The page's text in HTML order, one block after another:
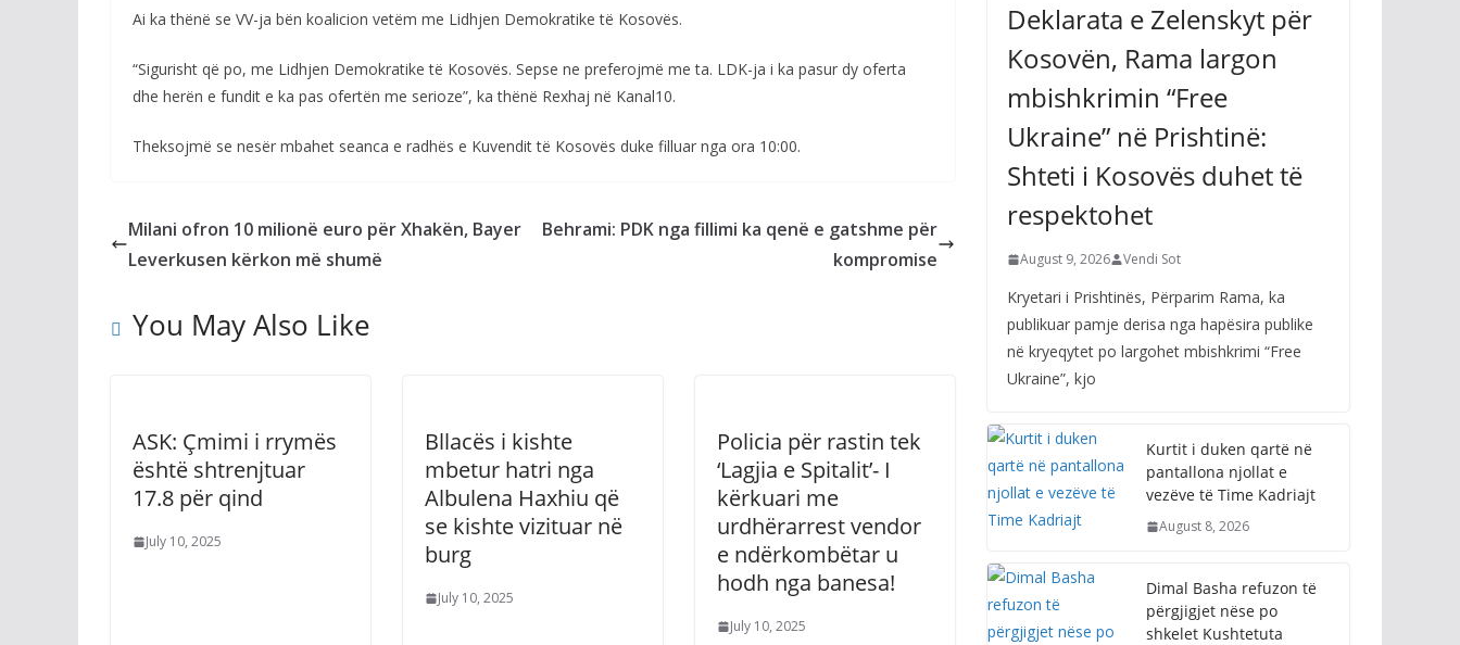
Ai ka thënë se VV-ja bën koalicion vetëm me Lidhjen Demokratike të Kosovës.
“Sigurisht që po, me Lidhjen Demokratike të Kosovës. Sepse ne preferojmë me ta. LDK-ja i ka pasur dy oferta
dhe herën e fundit e ka pas ofertën me serioze”, ka thënë Rexhaj në Kanal10.
Theksojmë se nesër mbahet seanca e radhës e Kuvendit të Kosovës duke filluar nga ora 10:00.
Milani ofron 10 milionë euro për Xhakën, Bayer
Leverkusen kërkon më shumë
Behrami: PDK nga fillimi ka qenë e gatshme për
kompromise
You May Also Like
ASK: Çmimi i rrymës
është shtrenjtuar
17.8 për qind
July 10, 2025
Bllacës i kishte
mbetur hatri nga
Albulena Haxhiu që
se kishte vizituar në
burg
July 10, 2025
Policia për rastin tek
‘Lagjia e Spitalit’- I
kërkuari me
urdhërarrest vendor
e ndërkombëtar u
hodh nga banesa!
July 10, 2025
Deklarata e Zelenskyt për
Kosovën, Rama largon
mbishkrimin “Free
Ukraine” në Prishtinë:
Shteti i Kosovës duhet të
respektohet
August 9, 2026 Vendi Sot
Kryetari i Prishtinës, Përparim Rama, ka
publikuar pamje derisa nga hapësira publike
në kryeqytet po largohet mbishkrimi “Free
Ukraine”, kjo
Kurtit i duken qartë në
pantallona njollat e
vezëve të Time Kadriajt
August 8, 2026
Dimal Basha refuzon të
përgjigjet nëse po
shkelet Kushtetuta